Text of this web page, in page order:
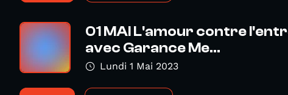
01 MAI L'amour contre
avec Garance Me...
Lundi 1 Mai 2023